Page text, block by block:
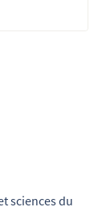
sciences du